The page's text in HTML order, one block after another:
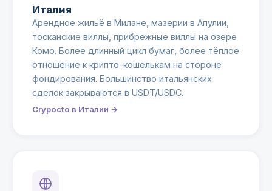
Италия
Арендное жильё в Милане, мазерии в Апулии,
тосканские виллы, прибрежные виллы на озере
Комо. Более длинный цикл бумаг, более тёплое
отношение к крипто-кошелькам на стороне
фондирования. Большинство итальянских
сделок закрываются в USDT/USDC.
Crypocto в Италии →